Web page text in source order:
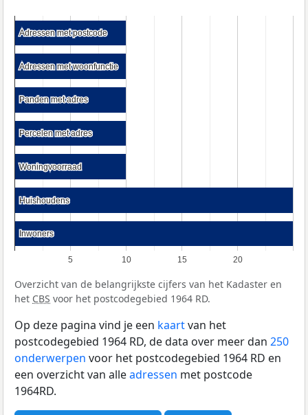
5 10 15 20
Adressen met postcode
Adressen met postcode
Adressen met woonfunctie
Adressen met woonfunctie
Panden met adres
Panden met adres
Percelen met adres
Percelen met adres
Woningvoorraad
Woningvoorraad
Huishoudens
Huishoudens
Inwoners
Inwoners
Overzicht van de belangrijkste cijfers van het Kadaster en
het CBS voor het postcodegebied 1964 RD.
Op deze pagina vind je een kaartvan het
postcodegebied 1964 RD, de data over meer dan 250
onderwerpen voor het postcodegebied 1964 RD en
een overzicht van alleadressen met postcode
1964RD.